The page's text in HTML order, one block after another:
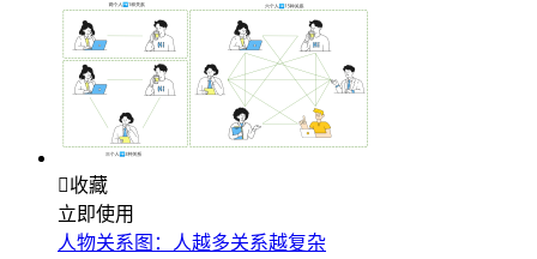
收藏
立即使用
人物关系图：人越多关系越复杂